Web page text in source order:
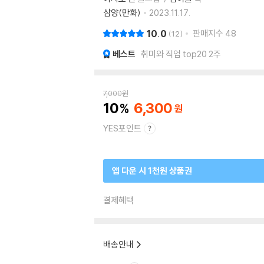
삼양(만화)
2023.11.17.
10.0 12 판매지수 48
베스트 취미와 직업 top20 2주
7,000원
10 6,300
YES포인트
앱 다운 시 1천원 상품권
결제혜택
배송안내